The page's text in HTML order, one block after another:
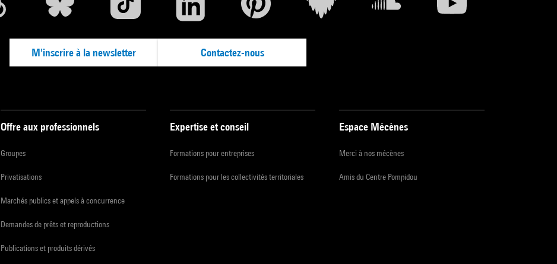
M'inscrire à la newsletter Contactez-nous
Offre aux professionnels
Groupes
Privatisations
Marchés publics et appels à concurrence
Demandes de prêts et reproductions
Publications et produits dérivés
Expertise et conseil
Formations pour entreprises
Formations pour les collectivités territoriales
Espace Mécènes
Merci à nos mécènes
Amis du Centre Pompidou